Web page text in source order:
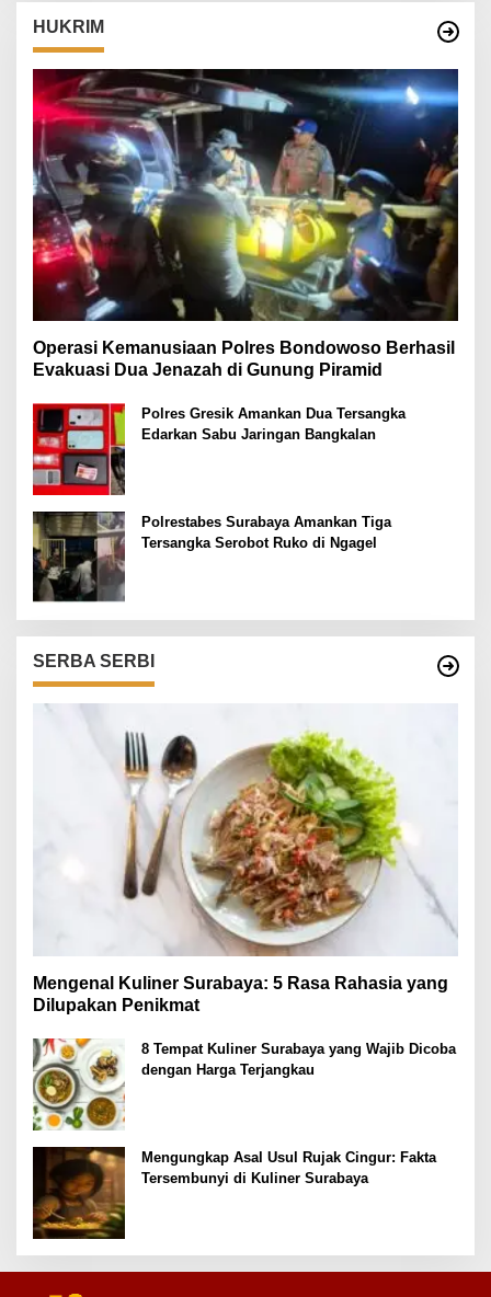
HUKRIM
Operasi Kemanusiaan Polres Bondowoso Berhasil
Evakuasi Dua Jenazah di Gunung Piramid
Polres Gresik Amankan Dua Tersangka
Edarkan Sabu Jaringan Bangkalan
Polrestabes Surabaya Amankan Tiga
Tersangka Serobot Ruko di Ngagel
SERBA SERBI
Mengenal Kuliner Surabaya: 5 Rasa Rahasia yang
Dilupakan Penikmat
8 Tempat Kuliner Surabaya yang Wajib Dicoba
dengan Harga Terjangkau
Mengungkap Asal Usul Rujak Cingur: Fakta
Tersembunyi di Kuliner Surabaya